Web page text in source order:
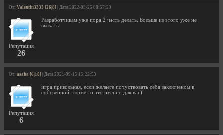
От: Valentin3333 [26|8] | Дата 2022-03-25 08:57:29
Репутация
26
Разработчикам уже пора 2 часть делать. Больше из этого уже не
выжать.
От: asaha [6|18] | Дата 2021-09-15 15:22:53
Репутация
6
игра прикольная, если желаете почуствовать себя заключеном в
собсвенной тюрме то это именно для вас)